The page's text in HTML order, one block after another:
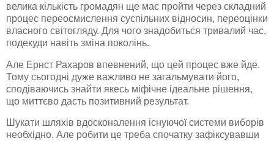
велика кількість громадян ще має пройти через складний
процес переосмислення суспільних відносин, переоцінки
власного світогляду. Для чого знадобиться тривалий час,
подекуди навіть зміна поколінь.
Але Ернст Рахаров впевнений, що цей процес вже йде.
Тому сьогодні дуже важливо не загальмувати його,
сподіваючись знайти якесь міфічне ідеальне рішення,
що миттєво дасть позитивний результат.
Шукати шляхів вдосконалення існуючої системи виборів
необхідно. Але робити це треба спочатку зафіксувавши